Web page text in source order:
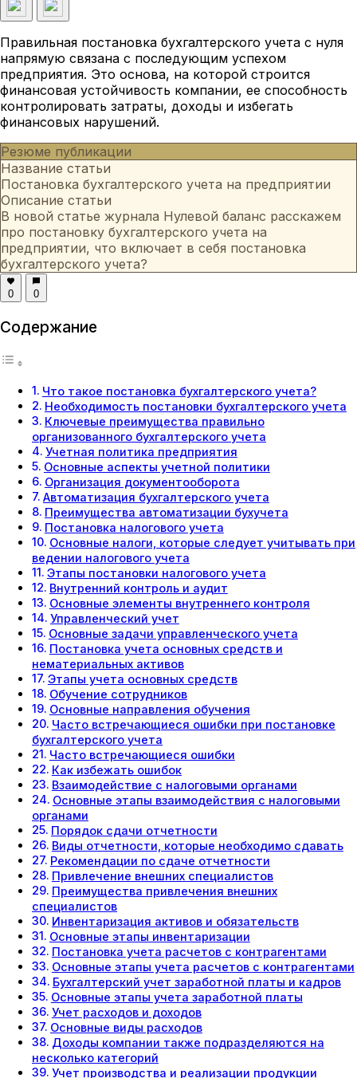
Правильная постановка бухгалтерского учета с нуля
напрямую связана с последующим успехом
предприятия. Это основа, на которой строится
финансовая устойчивость компании, ее способность
контролировать затраты, доходы и избегать
финансовых нарушений.
Резюме публикации
Название статьи
Постановка бухгалтерского учета на предприятии
Описание статьи
В новой статье журнала Нулевой баланс расскажем
про постановку бухгалтерского учета на
предприятии, что включает в себя постановка
бухгалтерского учета?
0 0
Содержание
Что такое постановка бухгалтерского учета?
Необходимость постановки бухгалтерского учета
Ключевые преимущества правильно
организованного бухгалтерского учета
Учетная политика предприятия
Основные аспекты учетной политики
Организация документооборота
Автоматизация бухгалтерского учета
Преимущества автоматизации бухучета
Постановка налогового учета
Основные налоги, которые следует учитывать при
ведении налогового учета
Этапы постановки налогового учета
Внутренний контроль и аудит
Основные элементы внутреннего контроля
Управленческий учет
Основные задачи управленческого учета
Постановка учета основных средств и
нематериальных активов
Этапы учета основных средств
Обучение сотрудников
Основные направления обучения
Часто встречающиеся ошибки при постановке
бухгалтерского учета
Часто встречающиеся ошибки
Как избежать ошибок
Взаимодействие с налоговыми органами
Основные этапы взаимодействия с налоговыми
органами
Порядок сдачи отчетности
Виды отчетности, которые необходимо сдавать
Рекомендации по сдаче отчетности
Привлечение внешних специалистов
Преимущества привлечения внешних
специалистов
Инвентаризация активов и обязательств
Основные этапы инвентаризации
Постановка учета расчетов с контрагентами
Основные этапы учета расчетов с контрагентами
Бухгалтерский учет заработной платы и кадров
Основные этапы учета заработной платы
Учет расходов и доходов
Основные виды расходов
Доходы компании также подразделяются на
несколько категорий
Учет производства и реализации продукции